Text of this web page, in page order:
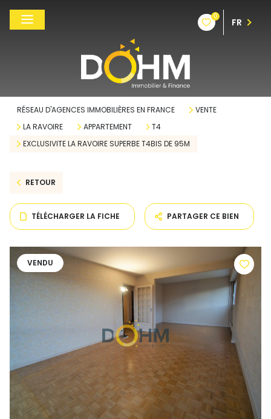
0
FR
RÉSEAU D'AGENCES IMMOBILIÈRES EN FRANCE
VENTE
LA RAVOIRE
APPARTEMENT
T4
EXCLUSIVITE LA RAVOIRE SUPERBE T4BIS DE 95M
RETOUR
TÉLÉCHARGER LA FICHE PARTAGER CE BIEN
VENDU